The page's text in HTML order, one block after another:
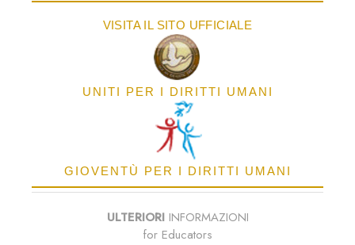
VISITA IL SITO UFFICIALE
UNITI PER I DIRITTI UMANI
GIOVENTÙ PER I DIRITTI UMANI
ULTERIORIINFORMAZIONI
for Educators